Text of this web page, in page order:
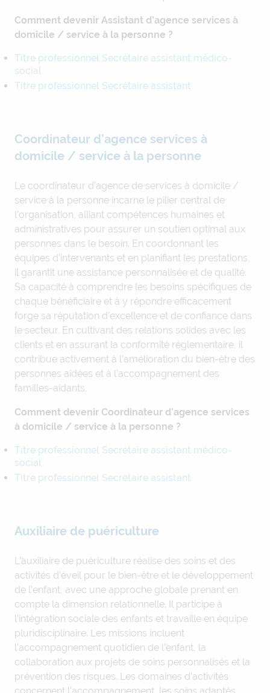
Comment devenir Assistant d’agence services à
domicile / service à la personne ?
Titre professionnel Secrétaire assistant médico-
social
Titre professionnel Secrétaire assistant
Coordinateur d’agence services à
domicile / service à la personne
Le coordinateur d’agence de services à domicile /
service à la personne incarne le pilier central de
l’organisation, alliant compétences humaines et
administratives pour assurer un soutien optimal aux
personnes dans le besoin. En coordonnant les
équipes d’intervenants et en planifiant les prestations,
il garantit une assistance personnalisée et de qualité.
Sa capacité à comprendre les besoins spécifiques de
chaque bénéficiaire et à y répondre efficacement
forge sa réputation d’excellence et de confiance dans
le secteur. En cultivant des relations solides avec les
clients et en assurant la conformité réglementaire, il
contribue activement à l’amélioration du bien-être des
personnes aidées et à l’accompagnement des
familles-aidants.
Comment devenir Coordinateur d’agence services
à domicile / service à la personne ?
Titre professionnel Secrétaire assistant médico-
social
Titre professionnel Secrétaire assistant
Auxiliaire de puériculture
L’auxiliaire de puériculture réalise des soins et des
activités d’éveil pour le bien-être et le développement
de l’enfant, avec une approche globale prenant en
compte la dimension relationnelle. Il participe à
l’intégration sociale des enfants et travaille en équipe
pluridisciplinaire. Les missions incluent
l’accompagnement quotidien de l’enfant, la
collaboration aux projets de soins personnalisés et la
prévention des risques. Les domaines d’activités